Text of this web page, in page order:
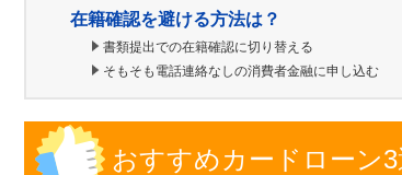
在籍確認を避ける方法は？
書類提出での在籍確認に切り替える
そもそも電話連絡なしの消費者金融に申し込む
おすすめカードローン3